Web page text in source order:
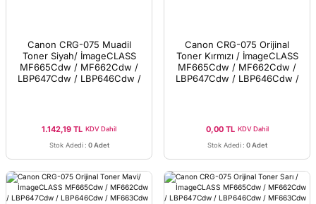
Canon CRG-075 Muadil
Toner Siyah/ İmageCLASS
MF665Cdw / MF662Cdw /
LBP647Cdw / LBP646Cdw /
1.142,19 TL KDV Dahil
Stok Adedi : 0 Adet
Canon CRG-075 Orijinal
Toner Kırmızı / İmageCLASS
MF665Cdw / MF662Cdw /
LBP647Cdw / LBP646Cdw /
0,00 TL KDV Dahil
Stok Adedi : 0 Adet